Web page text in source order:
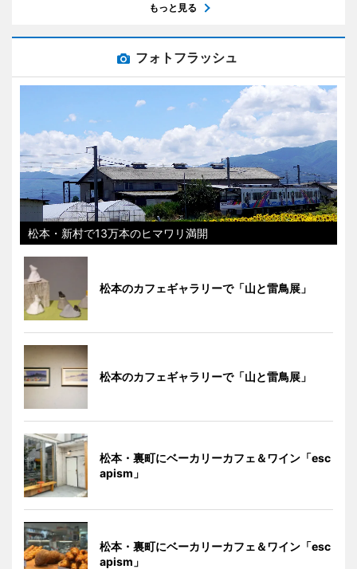
もっと見る
フォトフラッシュ
松本・新村で13万本のヒマワリ満開
松本のカフェギャラリーで「山と雷鳥展」
松本のカフェギャラリーで「山と雷鳥展」
松本・裏町にベーカリーカフェ＆ワイン「esc
apism」
松本・裏町にベーカリーカフェ＆ワイン「esc
apism」